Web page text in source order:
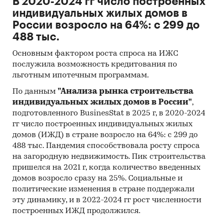
Eurostat.
Печатные и электронные деловые и
специализированные издания,
Ресурсы сети Интернет в России и мире.
Экспертные опросы.
Материалы участников отечественного и
мирового рынков.
Результаты исследований маркетинговых и
консалтинговых агентств.
Материалы отраслевых учреждений и базы
данных.
Результаты ценовых мониторингов.
Материалы и базы данных статистики ООН
(United Nations Statistics Division:
индивидуальных жилых домов в
России возросло на 64%: с 299 до
488 тыс.
Основным фактором роста спроса на ИЖС
послужила возможность кредитования по
льготным ипотечным программам.
По данным "Анализа рынка строительства
индивидуальных жилых домов в России",
подготовленного BusinesStat в 2025 г, в 2020-2024
гг число построенных индивидуальных жилых
домов (ИЖД) в стране возросло на 64%: с 299 до
488 тыс. Пандемия способствовала росту спроса
на загородную недвижимость. Пик строительства
пришелся на 2021 г, когда количество введенных
домов возросло сразу на 25%. Социальные и
политические изменения в стране поддержали
эту динамику, и в 2022-2024 гг рост численности
построенных ИЖД продолжился.